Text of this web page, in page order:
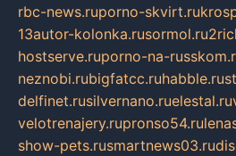
rbc-news.ruporno-skvirt.ru
13autor-kolonka.rusormol.ru
hostserve.ruporno-na-
neznobi.rubigfatcc.ruhabble.ru
delfinet.rusilvernano.ruelestal.ru
velotrenajery.rupronso54.ru
show-pets.rusmartnews03.ru